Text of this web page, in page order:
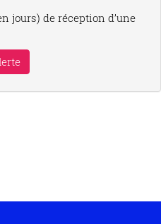
jours) de réception d’une